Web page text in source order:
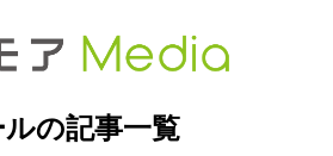
の記事一覧